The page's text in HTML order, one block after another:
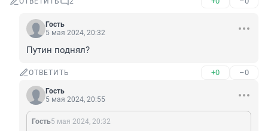
Гость
5 мая 2024, 20:32
Путин поднял?
ОТВЕТИТЬ +0 –0
Гость
5 мая 2024, 20:55
Гость5 мая 2024, 20:32